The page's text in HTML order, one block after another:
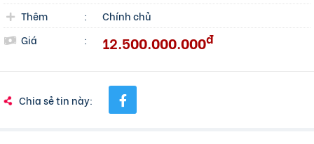
Thêm :
Chính chủ
Giá
: 12.500.000.000đ
Chia sẻ tin này: